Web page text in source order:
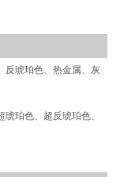
反琥珀色、热金属、灰
珀色、超反琥珀色、